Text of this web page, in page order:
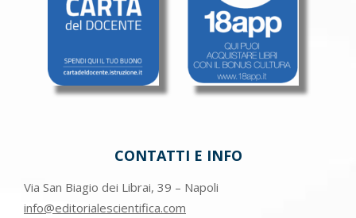
CONTATTI E INFO
Via San Biagio dei Librai, 39 – Napoli
info@editorialescientifica.com